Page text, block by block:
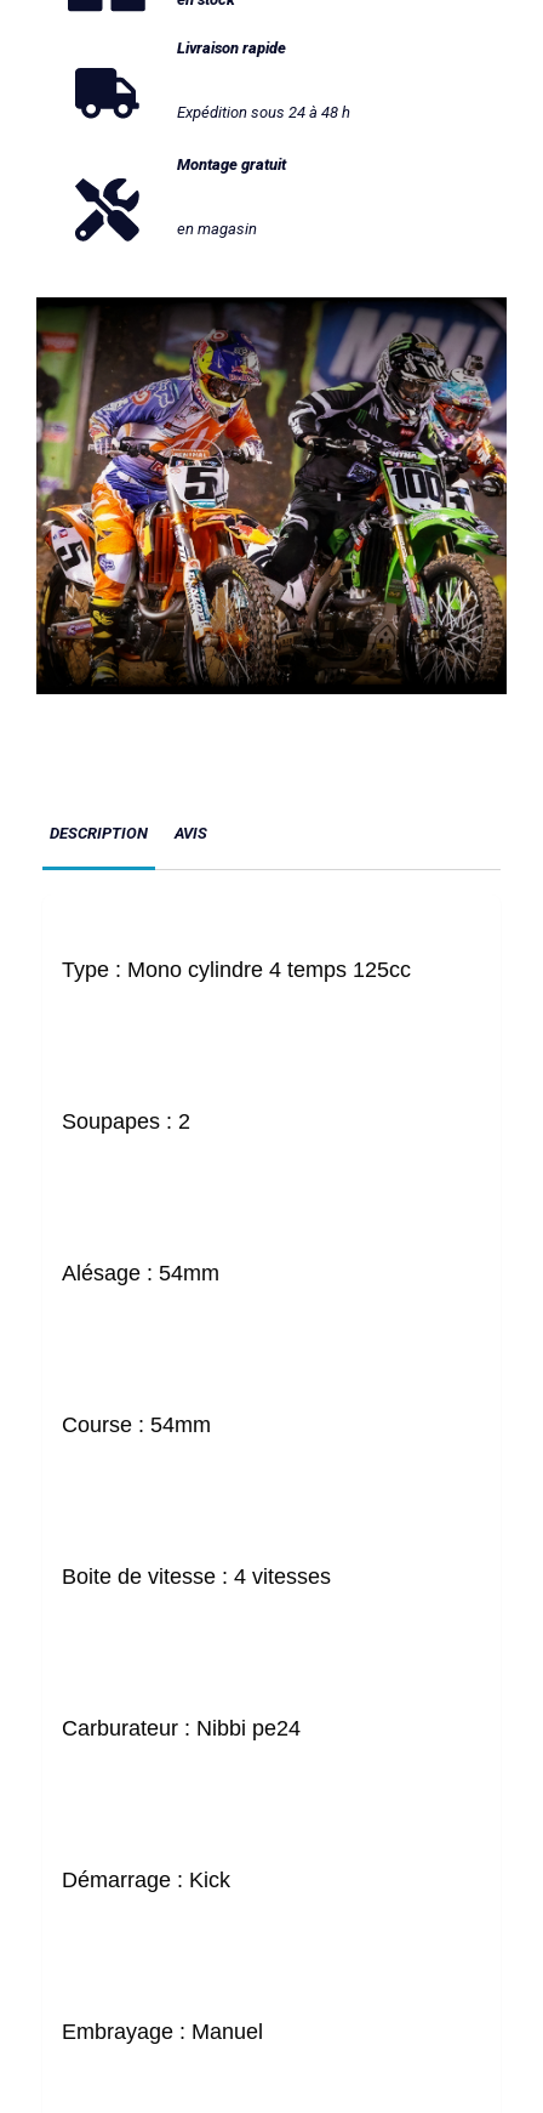
Livraison rapide
Expédition sous 24 à 48 h
Montage gratuit
en magasin
DESCRIPTION AVIS
Type : Mono cylindre 4 temps 125cc
Soupapes : 2
Alésage : 54mm
Course : 54mm
Boite de vitesse : 4 vitesses
Carburateur : Nibbi pe24
Démarrage : Kick
Embrayage : Manuel